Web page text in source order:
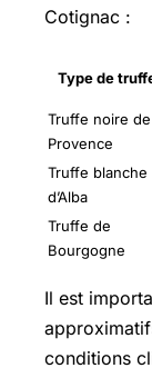
Cotignac :
Type de
Truffe noire de
Provence
Truffe blanche
d’Alba
Truffe de
Bourgogne
Il est
conditions